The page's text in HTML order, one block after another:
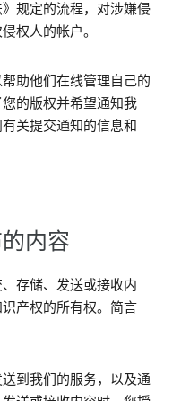
规定的流程，对涉嫌侵
权人的帐户。
助他们在线管理自己的
的版权并希望通知我
关提交通知的信息和
内容
存储、发送或接收内
产权的所有权。简言
到我们的服务，以及通